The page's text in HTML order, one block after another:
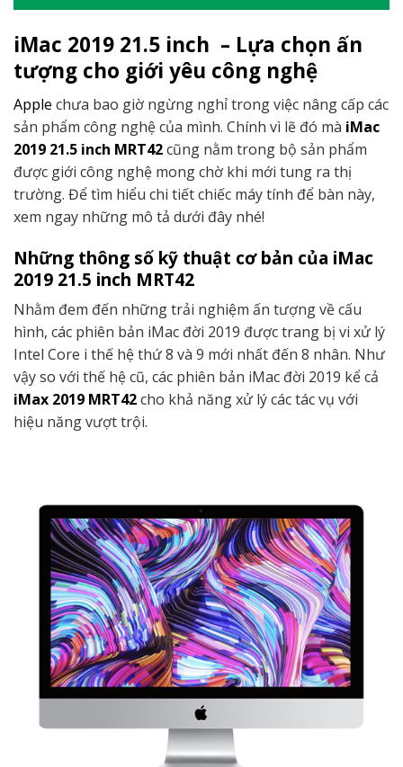
iMac 2019 21.5 inch – Lựa chọn ấn
tượng cho giới yêu công nghệ
Apple chưa bao giờ ngừng nghỉ trong việc nâng cấp các
sản phẩm công nghệ của mình. Chính vì lẽ đó mà iMac
2019 21.5 inch MRT42cũng nằm trong bộ sản phẩm
được giới công nghệ mong chờ khi mới tung ra thị
trường. Để tìm hiểu chi tiết chiếc máy tính để bàn này,
xem ngay những mô tả dưới đây nhé!
Những thông số kỹ thuật cơ bản của iMac
2019 21.5 inch MRT42
Nhằm đem đến những trải nghiệm ấn tượng về cấu
hình, các phiên bản iMac đời 2019 được trang bị vi xử lý
Intel Core i thế hệ thứ 8 và 9 mới nhất đến 8 nhân. Như
vậy so với thế hệ cũ, các phiên bản iMac đời 2019 kể cả
iMax 2019 MRT42cho khả năng xử lý các tác vụ với
hiệu năng vượt trội.